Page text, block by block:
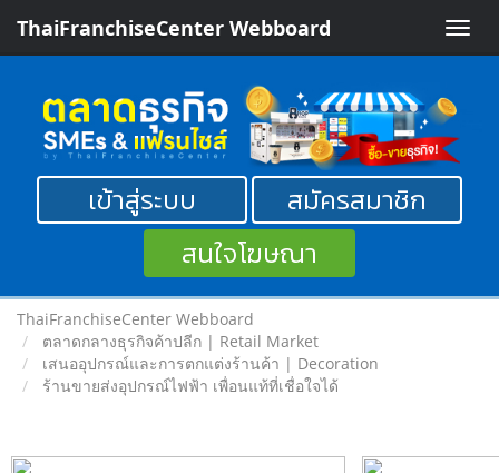
Toggle
ThaiFranchiseCenter Webboard
เข้าสู่ระบบ
สมัครสมาชิก
สนใจโฆษณา
ThaiFranchiseCenter Webboard
ตลาดกลางธุรกิจค้าปลีก | Retail Market
เสนออุปกรณ์และการตกแต่งร้านค้า | Decoration
ร้านขายส่งอุปกรณ์ไฟฟ้า เพื่อนแท้ที่เชื่อใจได้